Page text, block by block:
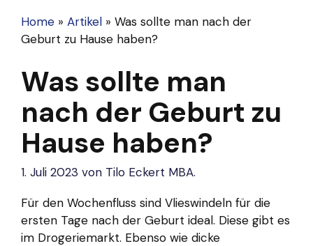
Home » Artikel » Was sollte man nach der
Geburt zu Hause haben?
Was sollte man
nach der Geburt zu
Hause haben?
1. Juli 2023 von Tilo Eckert MBA.
Für den Wochenfluss sind Vlieswindeln für die
ersten Tage nach der Geburt ideal. Diese gibt es
im Drogeriemarkt. Ebenso wie dicke